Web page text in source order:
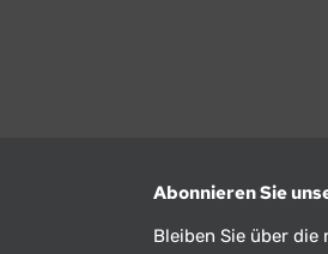
Abonnieren Sie
Bleiben Sie über